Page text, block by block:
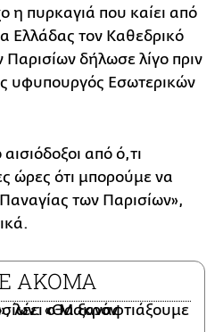
η πυρκαγιά που καίει από
Ελλάδας τον Καθεδρικό
δήλωσε λίγο πριν
υφυπουργός Εσωτερικών
από ό,τι
ώρες ότι μπορούμε να
των Παρισίων»,
ΑΚΟΜΑ